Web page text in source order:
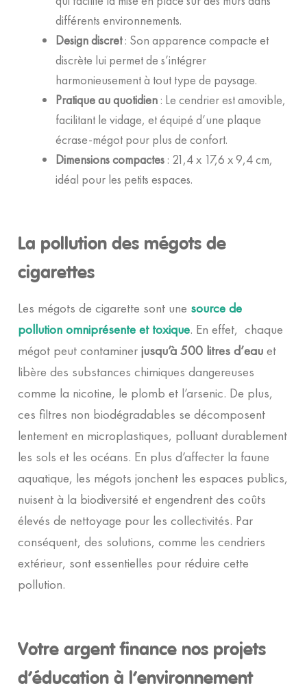
différents environnements.
Design discret: Son apparence compacte et
discrète lui permet de s’intégrer
harmonieusement à tout type de paysage.
Pratique au quotidien : Le cendrier est amovible,
facilitant le vidage, et équipé d’une plaque
écrase-mégot pour plus de confort.
Dimensions compactes : 21,4 x 17,6 x 9,4 cm,
idéal pour les petits espaces.
La pollution des mégots de
cigarettes
Les mégots de cigarette sont une source de
pollution omniprésente et toxique. En effet, chaque
mégot peut contaminerjusqu’à 500 litres d’eau et
libère des substances chimiques dangereuses
comme la nicotine, le plomb et l’arsenic. De plus,
ces filtres non biodégradables se décomposent
lentement en microplastiques, polluant durablement
les sols et les océans. En plus d’affecter la faune
aquatique, les mégots jonchent les espaces publics,
nuisent à la biodiversité et engendrent des coûts
élevés de nettoyage pour les collectivités. Par
conséquent, des solutions, comme les cendriers
extérieur, sont essentielles pour réduire cette
pollution.
Votre argent finance nos projets
d’éducation à l’environnement